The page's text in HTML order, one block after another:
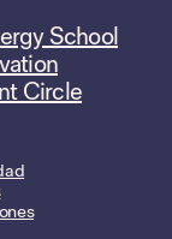
School
Circle